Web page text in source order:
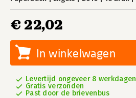
€ 22,02
In winkelwagen
Levertijd ongeveer 8 werkdagen
Gratis verzonden
Past door de brievenbus